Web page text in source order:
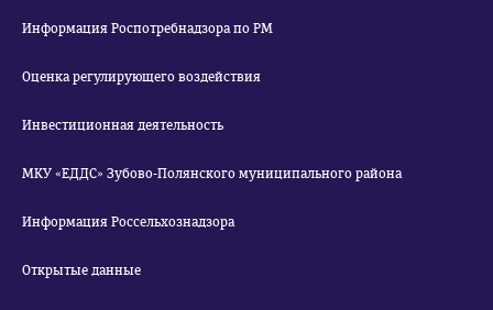
Информация Роспотребнадзора по РМ
Оценка регулирующего воздействия
Инвестиционная деятельность
МКУ «ЕДДС» Зубово-Полянского муниципального района
Информация Россельхознадзора
Открытые данные